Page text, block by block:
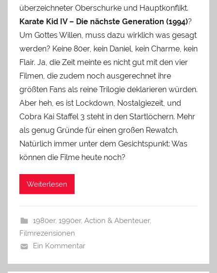
überzeichneter Oberschurke und Hauptkonflikt.
Karate Kid IV – Die nächste Generation (1994)?
Um Gottes Willen, muss dazu wirklich was gesagt
werden? Keine 80er, kein Daniel, kein Charme, kein
Flair. Ja, die Zeit meinte es nicht gut mit den vier
Filmen, die zudem noch ausgerechnet ihre
größten Fans als reine Trilogie deklarieren würden.
Aber heh, es ist Lockdown, Nostalgiezeit, und
Cobra Kai Staffel 3 steht in den Startlöchern. Mehr
als genug Gründe für einen großen Rewatch.
Natürlich immer unter dem Gesichtspunkt: Was
können die Filme heute noch?
Weiterlesen
1980er, 1990er, Action & Abenteuer,
Filmrezensionen
Ein Kommentar